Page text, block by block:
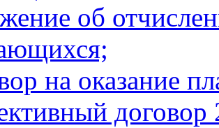
об
на оказание
договор